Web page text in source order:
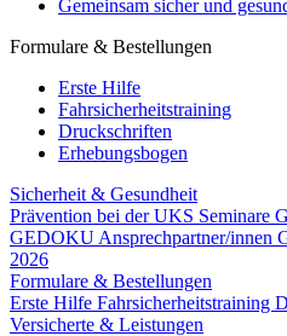
Gemeinsam sicher und
Formulare & Bestellungen
Erste Hilfe
Fahrsicherheitstraining
Druckschriften
Erhebungsbogen
Sicherheit & Gesundheit
Prävention bei der UKS Seminare
GEDOKU Ansprechpartner/innen
2026
Formulare & Bestellungen
Erste Hilfe Fahrsicherheitstraining
Versicherte & Leistungen